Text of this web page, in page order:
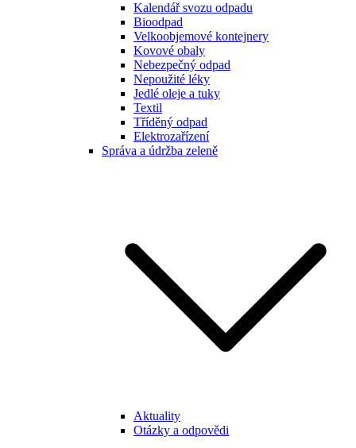
Kalendář svozu odpadu
Bioodpad
Velkoobjemové kontejnery
Kovové obaly
Nebezpečný odpad
Nepoužité léky
Jedlé oleje a tuky
Textil
Tříděný odpad
Elektrozařízení
Správa a údržba zeleně
Aktuality
Otázky a odpovědi